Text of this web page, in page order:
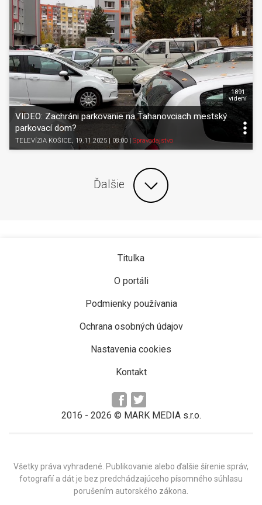
VIDEO: Zachráni parkovanie na Ťahanovciach mestský
parkovací dom?
TELEVÍZIA KOŠICE, 19.11.2025 | 08:00 Spravodajstvo
1891
videní
Ďalšie
Titulka
O portáli
Podmienky používania
Ochrana osobných údajov
Nastavenia cookies
Kontakt
2016 - 2026 © MARK MEDIA s.r.o.
Všetky práva vyhradené. Publikovanie alebo ďalšie šírenie správ,
fotografií a dát je bez predchádzajúceho písomného súhlasu
porušením autorského zákona.